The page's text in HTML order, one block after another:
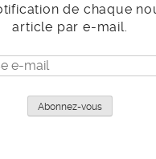
de chaque
article par e-mail.
Abonnez-vous